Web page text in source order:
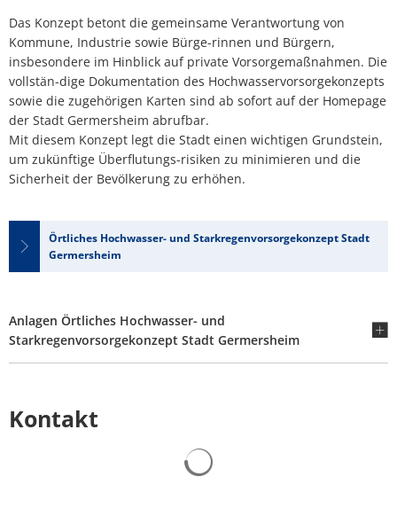
Das Konzept betont die gemeinsame Verantwortung von
Kommune, Industrie sowie Bürge-rinnen und Bürgern,
insbesondere im Hinblick auf private Vorsorgemaßnahmen. Die
vollstän-dige Dokumentation des Hochwasservorsorgekonzepts
sowie die zugehörigen Karten sind ab sofort auf der Homepage
der Stadt Germersheim abrufbar.
Mit diesem Konzept legt die Stadt einen wichtigen Grundstein,
um zukünftige Überflutungs-risiken zu minimieren und die
Sicherheit der Bevölkerung zu erhöhen.
Örtliches Hochwasser- und Starkregenvorsorgekonzept Stadt
Germersheim
Anlagen Örtliches Hochwasser- und
Starkregenvorsorgekonzept Stadt Germersheim
Kontakt